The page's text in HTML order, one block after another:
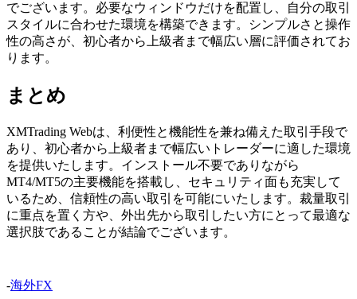
でございます。必要なウィンドウだけを配置し、自分の取引
スタイルに合わせた環境を構築できます。シンプルさと操作
性の高さが、初心者から上級者まで幅広い層に評価されてお
ります。
まとめ
XMTrading Webは、利便性と機能性を兼ね備えた取引手段で
あり、初心者から上級者まで幅広いトレーダーに適した環境
を提供いたします。インストール不要でありながら
MT4/MT5の主要機能を搭載し、セキュリティ面も充実して
いるため、信頼性の高い取引を可能にいたします。裁量取引
に重点を置く方や、外出先から取引したい方にとって最適な
選択肢であることが結論でございます。
-海外FX